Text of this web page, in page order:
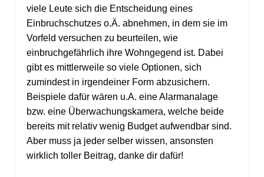
viele Leute sich die Entscheidung eines
Einbruchschutzes o.Ä. abnehmen, in dem sie im
Vorfeld versuchen zu beurteilen, wie
einbruchgefährlich ihre Wohngegend ist. Dabei
gibt es mittlerweile so viele Optionen, sich
zumindest in irgendeiner Form abzusichern.
Beispiele dafür wären u.A. eine Alarmanalage
bzw. eine Überwachungskamera, welche beide
bereits mit relativ wenig Budget aufwendbar sind.
Aber muss ja jeder selber wissen, ansonsten
wirklich toller Beitrag, danke dir dafür!